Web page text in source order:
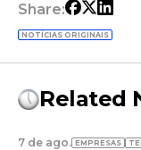
Share:
NOTÍCIAS ORIGINAIS
Related
7 de ago. EMPRESAS